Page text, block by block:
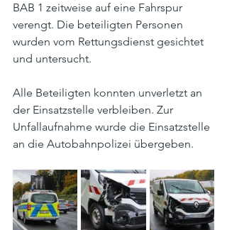
BAB 1 zeitweise auf eine Fahrspur
verengt. Die beteiligten Personen
wurden vom Rettungsdienst gesichtet
und untersucht.
Alle Beteiligten konnten unverletzt an
der Einsatzstelle verbleiben. Zur
Unfallaufnahme wurde die Einsatzstelle
an die Autobahnpolizei übergeben.